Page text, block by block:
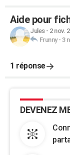
Aide pour
Jules- 2 nov.
Frunny- 3
1 réponse
DEVENEZ